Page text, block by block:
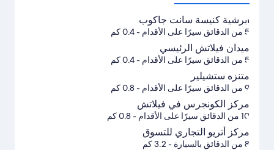
أبرشية كنيسة سانت جاكوب
5 من الدقائق سيرًا على الأقدام - 0.4 كم
ميدان فيلاتش الرئيسي
5 من الدقائق سيرًا على الأقدام - 0.4 كم
متنزه ستشيلير
9 من الدقائق سيرًا على الأقدام - 0.8 كم
مركز الكونجرس في فيلاتش
10 من الدقائق سيرًا على الأقدام - 0.8 كم
مركز أتريو التجاري للتسوق
8 من الدقائق بالسيارة - 3.2 كم